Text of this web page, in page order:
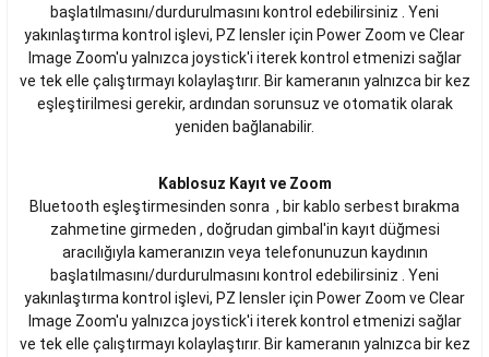
başlatılmasını/durdurulmasını kontrol edebilirsiniz . Yeni
yakınlaştırma kontrol işlevi, PZ lensler için Power Zoom ve Clear
Image Zoom'u yalnızca joystick'i iterek kontrol etmenizi sağlar
ve tek elle çalıştırmayı kolaylaştırır. Bir kameranın yalnızca bir kez
eşleştirilmesi gerekir, ardından sorunsuz ve otomatik olarak
yeniden bağlanabilir.
Kablosuz Kayıt ve Zoom
Bluetooth eşleştirmesinden sonra , bir kablo serbest bırakma
zahmetine girmeden , doğrudan gimbal'in kayıt düğmesi
aracılığıyla kameranızın veya telefonunuzun kaydının
başlatılmasını/durdurulmasını kontrol edebilirsiniz . Yeni
yakınlaştırma kontrol işlevi, PZ lensler için Power Zoom ve Clear
Image Zoom'u yalnızca joystick'i iterek kontrol etmenizi sağlar
ve tek elle çalıştırmayı kolaylaştırır. Bir kameranın yalnızca bir kez